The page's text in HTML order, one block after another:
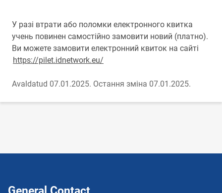
У разі втрати або поломки електронного квитка
учень повинен самостійно замовити новий (платно).
Ви можете замовити електронний квиток на сайті
https://pilet.idnetwork.eu/
Avaldatud 07.01.2025. Остання зміна 07.01.2025.